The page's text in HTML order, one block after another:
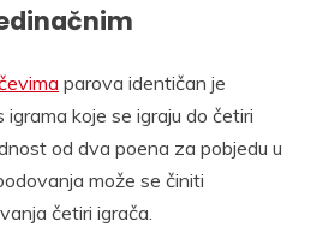
parova identičan je
igrama koje se igraju do četiri
od dva poena za pobjedu u
može se činiti
četiri igrača.